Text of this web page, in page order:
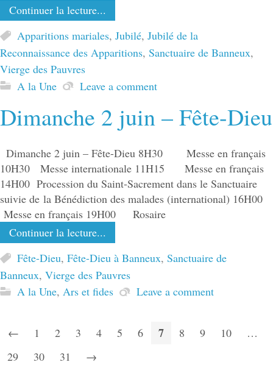
Continuer la lecture...
Apparitions mariales, Jubilé, Jubilé de la
Reconnaissance des Apparitions, Sanctuaire de Banneux,
Vierge des Pauvres
A la Une
Leave a comment
Dimanche 2 juin – Fête-Dieu
Dimanche 2 juin – Fête-Dieu 8H30 Messe en français
10H30 Messe internationale 11H15 Messe en français
14H00 Procession du Saint-Sacrement dans le Sanctuaire
suivie de la Bénédiction des malades (international) 16H00
Messe en français 19H00 Rosaire
Continuer la lecture...
Fête-Dieu, Fête-Dieu à Banneux, Sanctuaire de
Banneux, Vierge des Pauvres
A la Une, Ars et fides Leave a comment
← 1 2 3 4 5 6 7 8 9 10
…
29
30 31 →